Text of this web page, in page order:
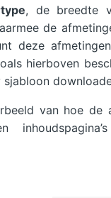
, de breedte
de
deze
hierboven
sjabloon
van hoe de